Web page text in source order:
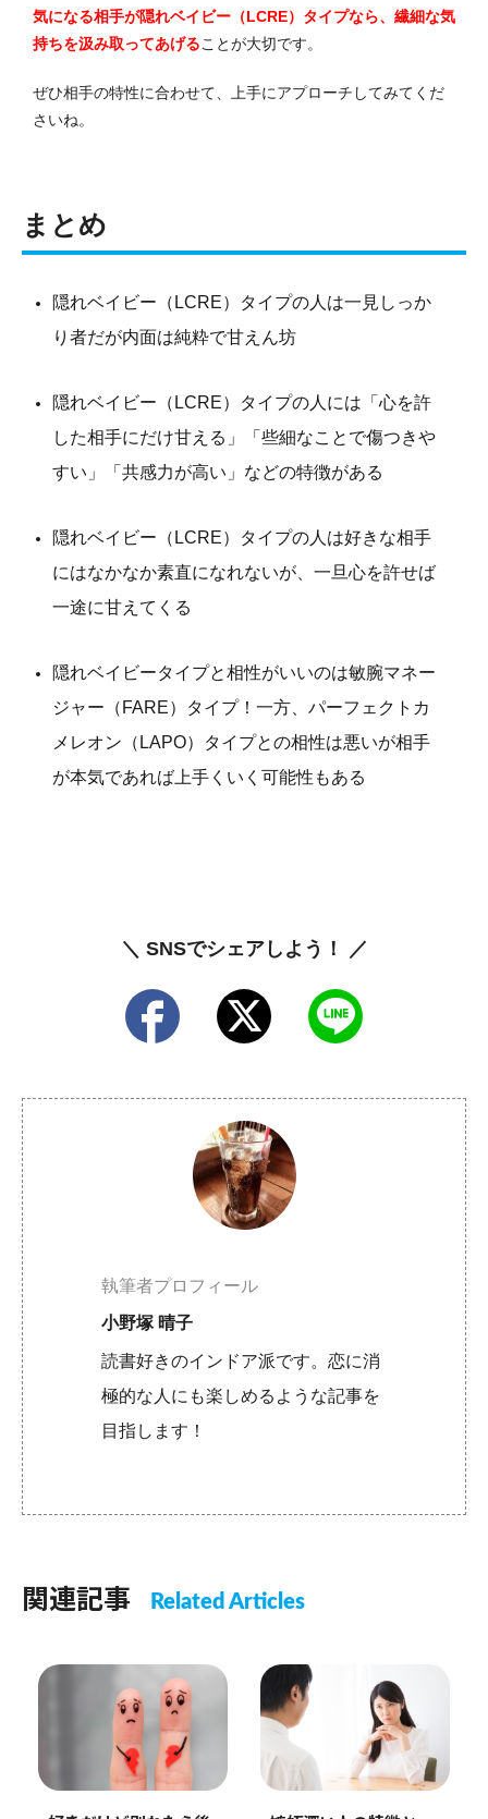
気になる相手が隠れベイビー（LCRE）タイプなら、繊細な気
持ちを汲み取ってあげることが大切です。
ぜひ相手の特性に合わせて、上手にアプローチしてみてくだ
さいね。
まとめ
隠れベイビー（LCRE）タイプの人は一見しっか
り者だが内面は純粋で甘えん坊
隠れベイビー（LCRE）タイプの人には「心を許
した相手にだけ甘える」「些細なことで傷つきや
すい」「共感力が高い」などの特徴がある
隠れベイビー（LCRE）タイプの人は好きな相手
にはなかなか素直になれないが、一旦心を許せば
一途に甘えてくる
隠れベイビータイプと相性がいいのは敏腕マネー
ジャー（FARE）タイプ！一方、パーフェクトカ
メレオン（LAPO）タイプとの相性は悪いが相手
が本気であれば上手くいく可能性もある
＼ SNSでシェアしよう！ ／
執筆者プロフィール
小野塚 晴子
読書好きのインドア派です。恋に消
極的な人にも楽しめるような記事を
目指します！
関連記事 Related Articles